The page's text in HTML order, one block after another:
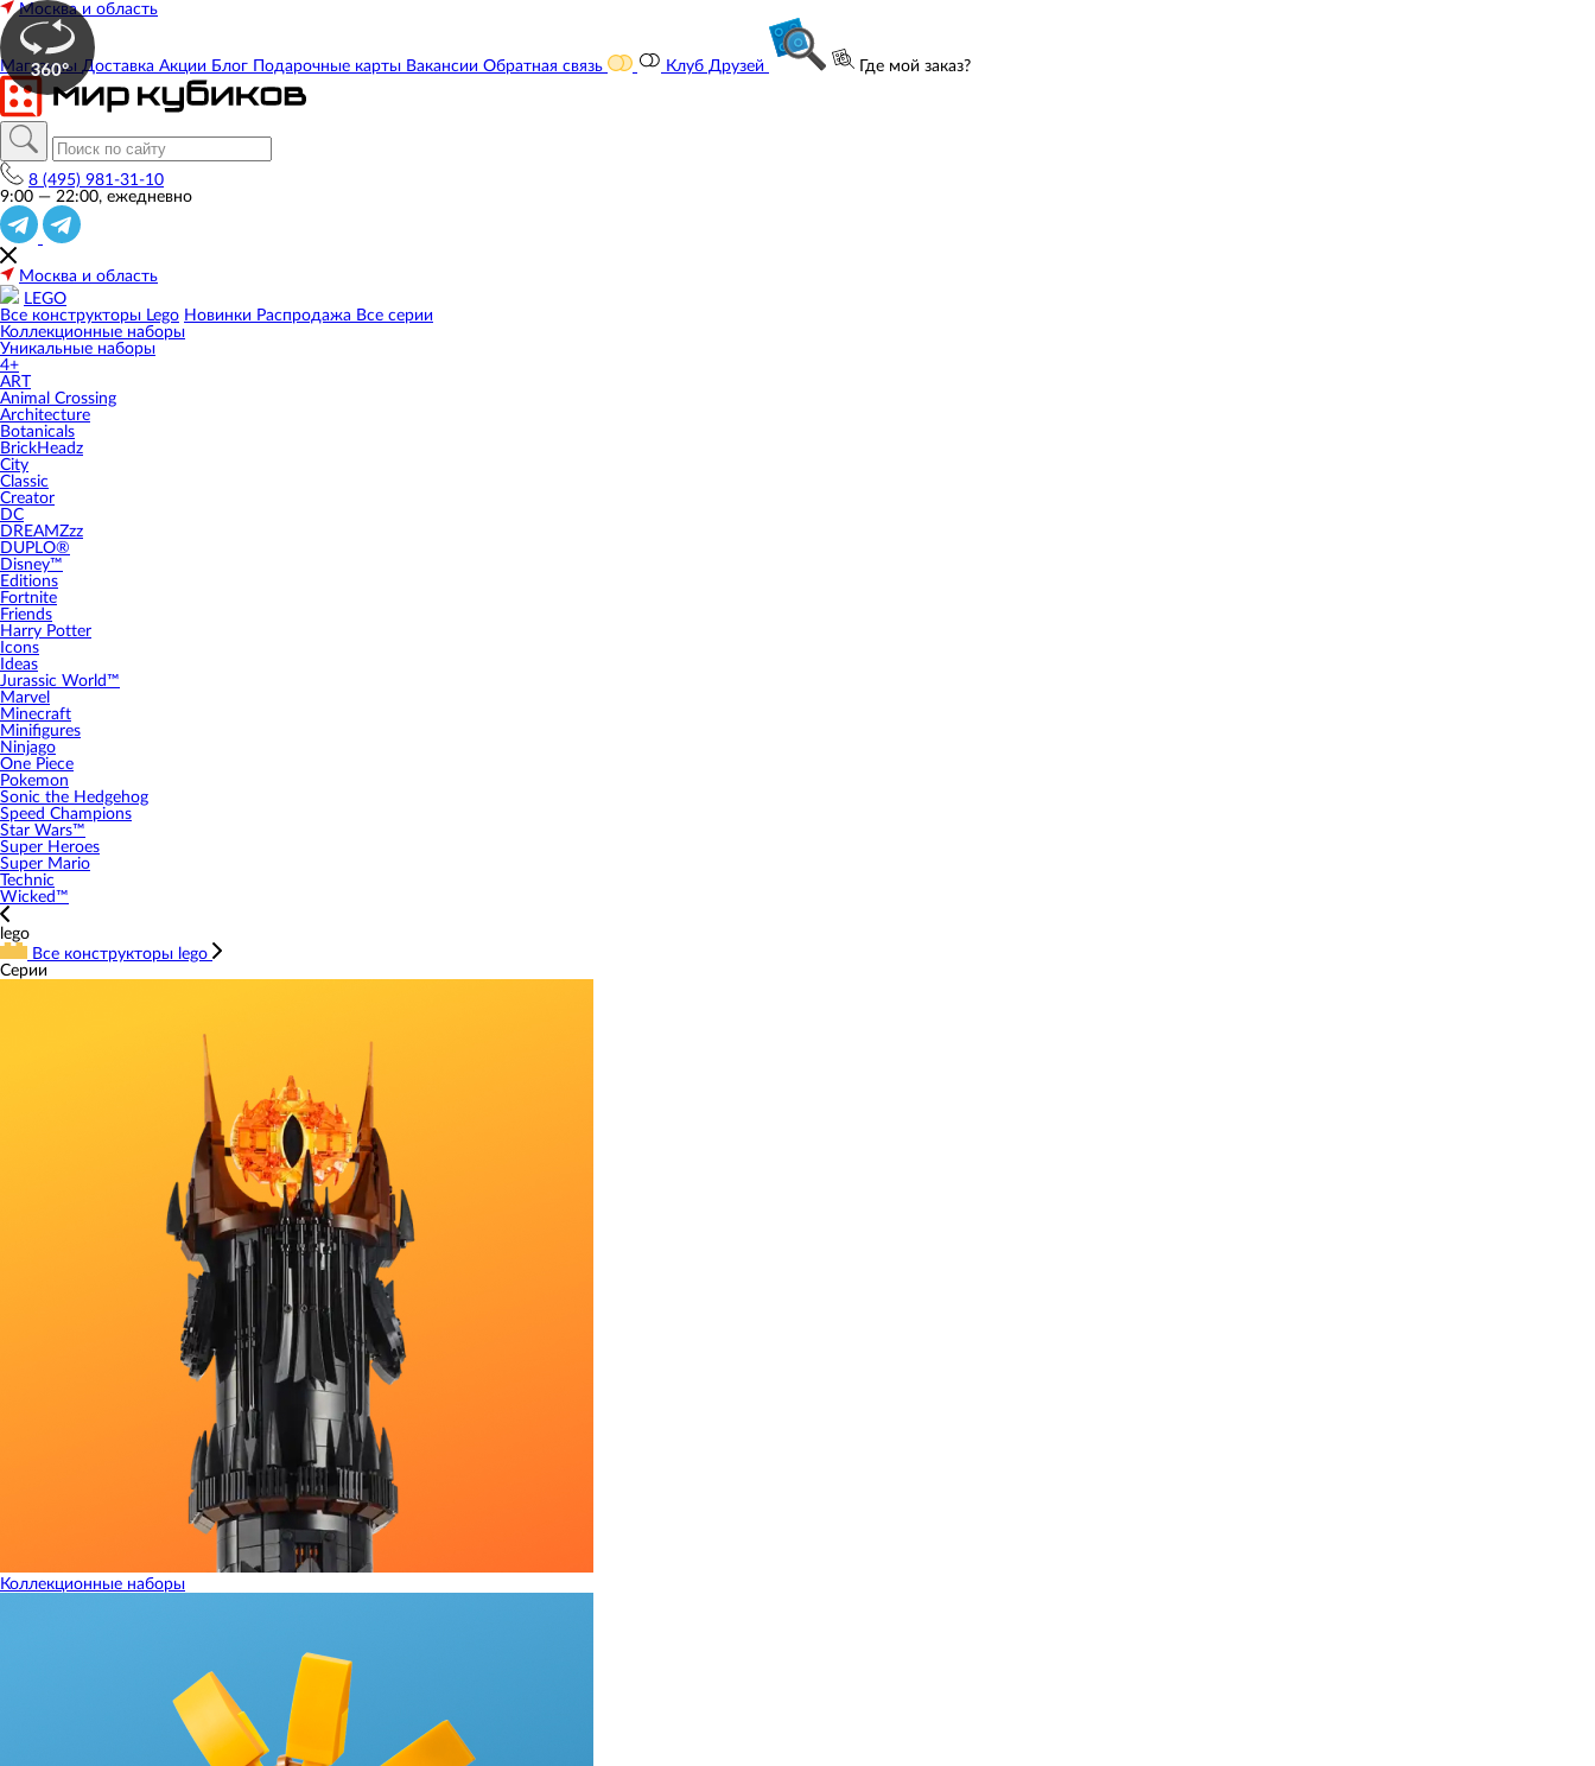
Москва и область
Магазины Доставка Акции Блог Подарочные карты Вакансии Обратная связь Клуб Друзей Где мой заказ?
8 (495) 981-31-10
9:00 — 22:00, ежедневно
Москва и область
LEGO
Все конструкторы Lego Новинки Распродажа Все серии
Коллекционные наборы
Уникальные наборы
4+
ART
Animal Crossing
Architecture
Botanicals
BrickHeadz
City
Classic
Creator
DC
DREAMZzz
DUPLO®
Disney™
Editions
Fortnite
Friends
Harry Potter
Icons
Ideas
Jurassic World™
Marvel
Minecraft
Minifigures
Ninjago
One Piece
Pokemon
Sonic the Hedgehog
Speed Champions
Star Wars™
Super Heroes
Super Mario
Technic
Wicked™
lego
Все конструкторы lego
Серии
Коллекционные наборы